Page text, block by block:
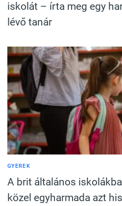
iskolát – írta meg egy
lévő tanár
GYEREK
A brit általános
közel egyharmada azt